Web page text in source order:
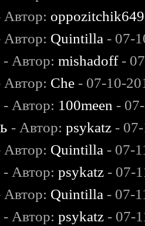
Автор: oppozitchik649
Автор: Quintilla - 07-
- Автор:mishadoff-
Автор: Che - 07-10-
- Автор: 100meen -
- Автор:psykatz -
Автор: Quintilla - 07-
- Автор:psykatz - 07-
Автор: Quintilla - 07-
- Автор:psykatz - 07-